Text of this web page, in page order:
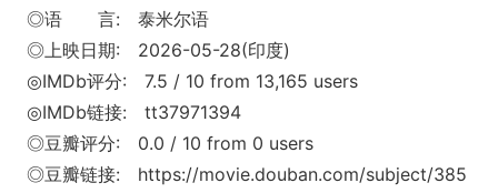
◎语 言: 泰米尔语
◎上映日期: 2026-05-28(印度)
◎IMDb评分: 7.5 / 10 from 13,165 users
◎IMDb链接: tt37971394
◎豆瓣评分: 0.0 / 10 from 0 users
◎豆瓣链接: https://movie.douban.com/subject/385